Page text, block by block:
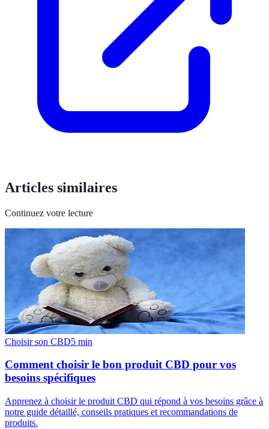
Articles similaires
Continuez votre lecture
Choisir son CBD5 min
Comment choisir le bon produit CBD pour vos
besoins spécifiques
Apprenez à choisir le produit CBD qui répond à vos besoins grâce à
notre guide détaillé, conseils pratiques et recommandations de
produits.